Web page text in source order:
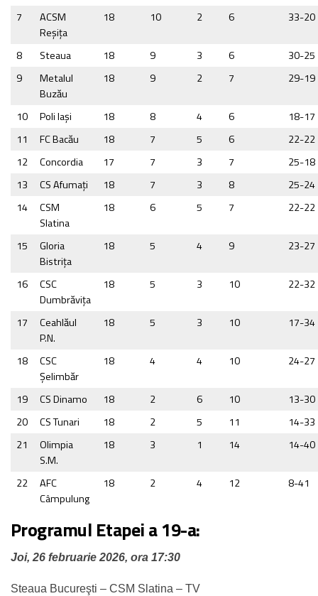
7
ACSM
Reşiţa
18 10 2 6 33-20
8 Steaua 18 9 3 6
30-25
9
Metalul
Buzău
18 9 2 7 29-19
10 Poli Iaşi 18 8 4 6
18-17
11
FC Bacău 18 7 5 6
22-22
12
Concordia 17 7 3 7
25-18
13
CS Afumaţi 18 7 3 8
25-24
14
CSM
Slatina
18 6 5 7 22-22
15
Gloria
Bistrița
18 5 4 9 23-27
16
CSC
Dumbrăviţa
18 5 3 10 22-32
17
Ceahlăul
P.N.
18 5 3 10 17-34
18
CSC
Şelimbăr
18 4 4 10 24-27
19 CS Dinamo 18 2 6 10
13-30
20
CS Tunari 18 2 5 11
14-33
21
Olimpia
S.M.
18 3 1 14 14-40
22
AFC
Câmpulung
18 2 4 12 8-41
Programul Etapei a 19-a:
Joi, 26 februarie 2026, ora 17:30
Steaua Bucureşti – CSM Slatina – TV